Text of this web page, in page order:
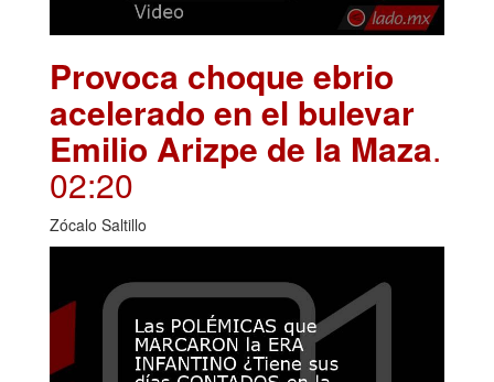
Provoca choque ebrio
acelerado en el bulevar
Emilio Arizpe de la Maza.
02:20
Zócalo Saltillo